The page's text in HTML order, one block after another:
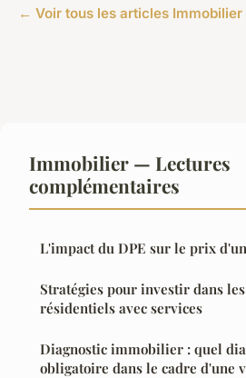
← Voir tous les articles Immobilier
Immobilier — Lectures
complémentaires
L'impact du DPE sur le prix
Stratégies pour investir dans
résidentiels avec services
Diagnostic immobilier : quel
obligatoire dans le cadre d'une